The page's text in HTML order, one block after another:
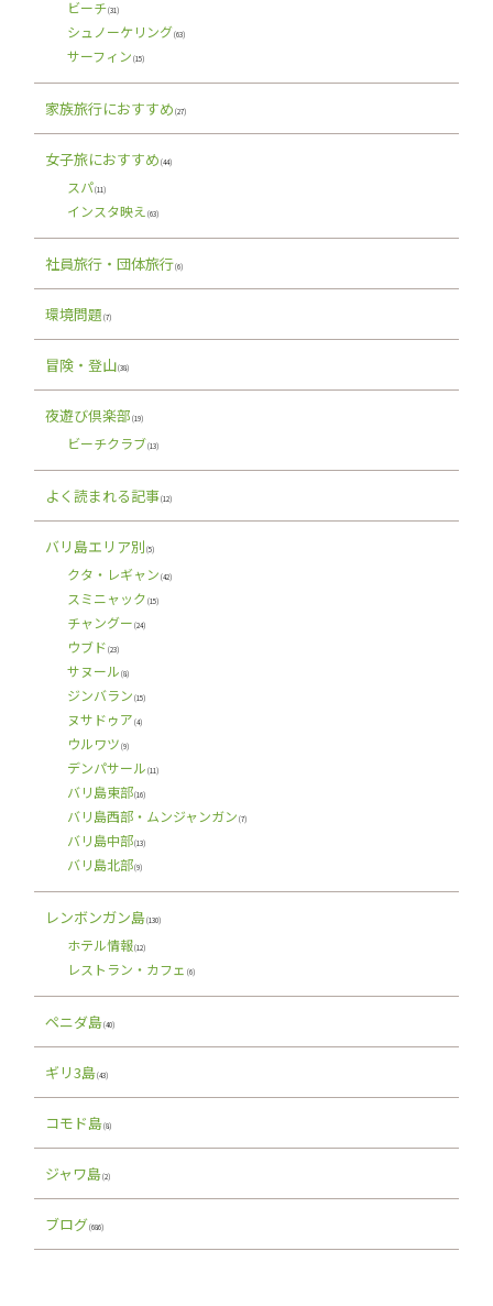
ビーチ(31)
シュノーケリング(63)
サーフィン (15)
家族旅行におすすめ (27)
女子旅におすすめ (44)
スパ(11)
インスタ映え (63)
社員旅行・団体旅行(6)
環境問題 (7)
冒険・登山(38)
夜遊び倶楽部 (19)
ビーチクラブ(13)
よく読まれる記事(12)
バリ島エリア別 (5)
クタ・レギャン (42)
スミニャック (15)
チャングー (24)
ウブド (23)
サヌール (8)
ジンバラン (15)
ヌサドゥア (4)
ウルワツ (9)
デンパサール (11)
バリ島東部(16)
バリ島西部・ムンジャンガン (7)
バリ島中部(13)
バリ島北部(9)
レンボンガン島(130)
ホテル情報(12)
レストラン・カフェ (6)
ペニダ島(40)
ギリ3島(43)
コモド島(8)
ジャワ島(2)
ブログ(686)